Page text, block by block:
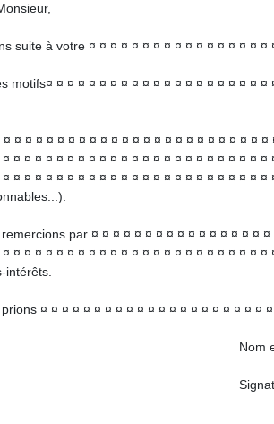
suite à votre ¤ ¤ ¤ ¤ ¤ ¤ ¤ ¤ ¤ ¤ ¤ ¤ ¤ ¤ ¤ ¤ ¤
motifs¤ ¤ ¤ ¤ ¤ ¤ ¤ ¤ ¤ ¤ ¤ ¤ ¤ ¤ ¤ ¤ ¤ ¤ ¤ ¤
¤ ¤ ¤ ¤ ¤ ¤ ¤ ¤ ¤ ¤ ¤ ¤ ¤ ¤ ¤ ¤ ¤ ¤ ¤ ¤ ¤ ¤ ¤ ¤
¤ ¤ ¤ ¤ ¤ ¤ ¤ ¤ ¤ ¤ ¤ ¤ ¤ ¤ ¤ ¤ ¤ ¤ ¤ ¤ ¤ ¤ ¤
¤ ¤ ¤ ¤ ¤ ¤ ¤ ¤ ¤ ¤ ¤ ¤ ¤ ¤ ¤ ¤ ¤ ¤ ¤ ¤ ¤ ¤ ¤
par ¤ ¤ ¤ ¤ ¤ ¤ ¤ ¤ ¤ ¤ ¤ ¤ ¤ ¤ ¤ ¤
¤ ¤ ¤ ¤ ¤ ¤ ¤ ¤ ¤ ¤ ¤ ¤ ¤ ¤ ¤ ¤ ¤ ¤ ¤ ¤ ¤ ¤ ¤
intérêts.
¤ ¤ ¤ ¤ ¤ ¤ ¤ ¤ ¤ ¤ ¤ ¤ ¤ ¤ ¤ ¤ ¤ ¤ ¤ ¤ ¤
et qualité du